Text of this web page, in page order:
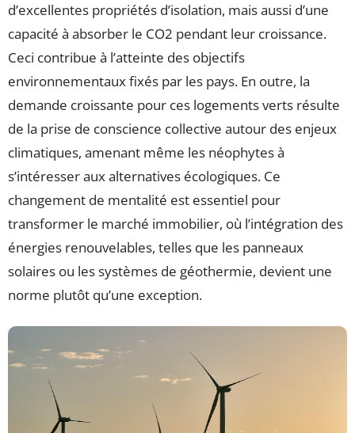
d’excellentes propriétés d’isolation, mais aussi d’une
capacité à absorber le CO2 pendant leur croissance.
Ceci contribue à l’atteinte des objectifs
environnementaux fixés par les pays. En outre, la
demande croissante pour ces logements verts résulte
de la prise de conscience collective autour des enjeux
climatiques, amenant même les néophytes à
s’intéresser aux alternatives écologiques. Ce
changement de mentalité est essentiel pour
transformer le marché immobilier, où l’intégration des
énergies renouvelables, telles que les panneaux
solaires ou les systèmes de géothermie, devient une
norme plutôt qu’une exception.